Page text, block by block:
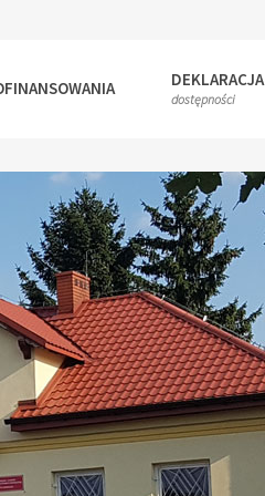
DEKLARACJA
dostępności